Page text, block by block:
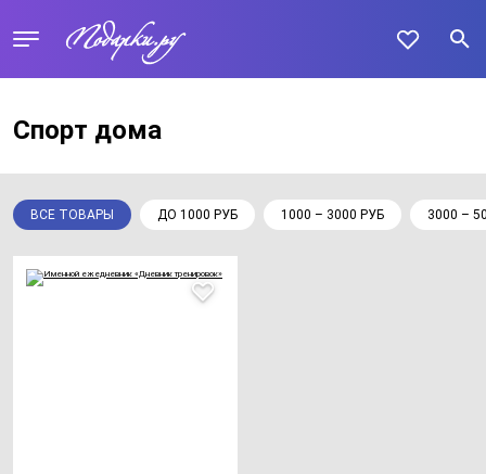
Спорт дома
ВСЕ ТОВАРЫ ДО 1000 РУБ 1000 – 3000 РУБ 3000 –